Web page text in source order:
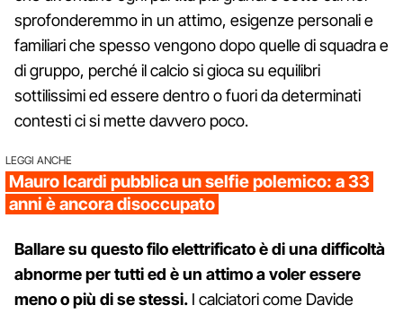
sprofonderemmo in un attimo, esigenze personali e
familiari che spesso vengono dopo quelle di squadra e
di gruppo, perché il calcio si gioca su equilibri
sottilissimi ed essere dentro o fuori da determinati
contesti ci si mette davvero poco.
LEGGI ANCHE
Mauro Icardi pubblica un selfie polemico: a 33
anni è ancora disoccupato
Ballare su questo filo elettrificato è di una difficoltà
abnorme per tutti ed è un attimo a voler essere
meno o più di se stessi. I calciatori come Davide